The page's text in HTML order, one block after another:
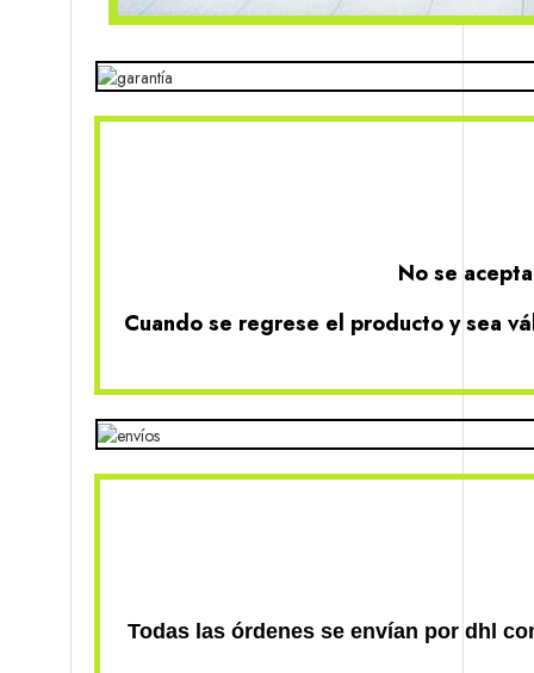
No se
Cuando se regrese el producto y sea
Todas las órdenes se envían por dhl